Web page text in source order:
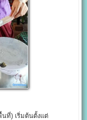
ที่) เริ่มต้นตั้งแต่